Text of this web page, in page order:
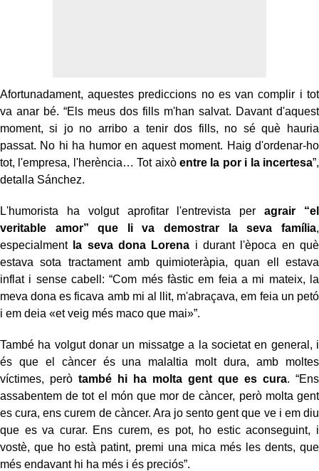
Afortunadament, aquestes prediccions no es van complir i tot
va anar bé. “Els meus dos fills m'han salvat. Davant d'aquest
moment, si jo no arribo a tenir dos fills, no sé què hauria
passat. No hi ha humor en aquest moment. Haig d'ordenar-ho
tot, l'empresa, l'herència… Tot això entre la por i la incertesa”,
detalla Sánchez.
L'humorista ha volgut aprofitar l'entrevista peragrair “el
veritable amor” que li va demostrar la seva família,
especialment la seva dona Lorena i durant l'època en què
estava sota tractament amb quimioteràpia, quan ell estava
inflat i sense cabell: “Com més fàstic em feia a mi mateix, la
meva dona es ficava amb mi al llit, m'abraçava, em feia un petó
i em deia «et veig més maco que mai»”.
També ha volgut donar un missatge a la societat en general, i
és que el càncer és una malaltia molt dura, amb moltes
víctimes, però també hi ha molta gent que es cura. “Ens
assabentem de tot el món que mor de càncer, però molta gent
es cura, ens curem de càncer. Ara jo sento gent que ve i em diu
que es va curar. Ens curem, es pot, ho estic aconseguint, i
vostè, que ho està patint, premi una mica més les dents, que
més endavant hi ha més i és preciós”.